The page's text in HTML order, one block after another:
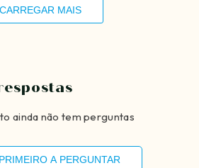
CARREGAR MAIS
ainda não tem perguntas
A PERGUNTAR